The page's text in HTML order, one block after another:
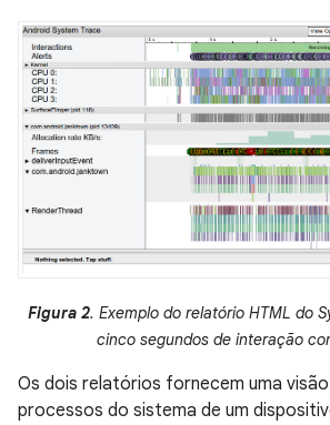
Figura 2. Exemplo do relatório HTML do
cinco segundos de interação
Os dois relatórios fornecem uma
processos do sistema de um